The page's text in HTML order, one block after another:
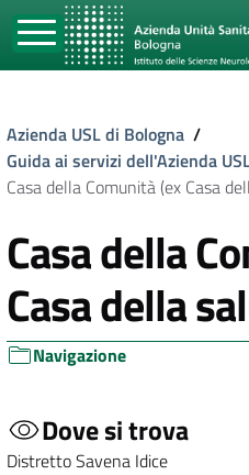
Azienda USL di Bologna /
Guida ai servizi dell'Azienda
Casa della Comunità (ex Casa
Casa della
Casa della
Navigazione
Dove si trova
Distretto Savena Idice